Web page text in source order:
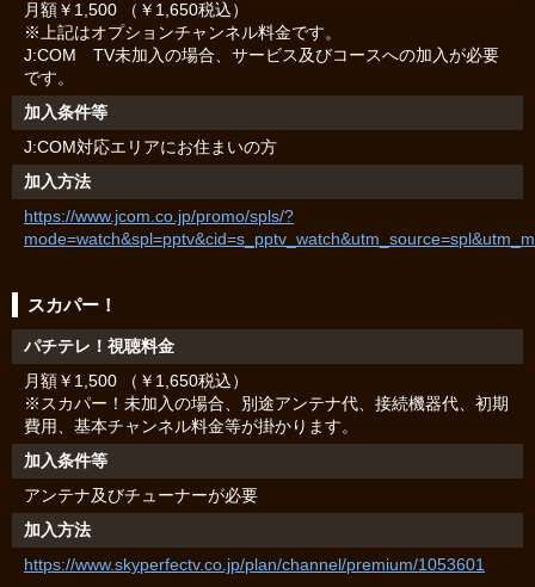
月額￥1,500 （￥1,650税込）
※上記はオプションチャンネル料金です。
J:COM TV未加入の場合、サービス及びコースへの加入が必要
です。
加入条件等
J:COM対応エリアにお住まいの方
加入方法
https://www.jcom.co.jp/promo/spls/?
スカパー！
パチテレ！視聴料金
月額￥1,500 （￥1,650税込）
※スカパー！未加入の場合、別途アンテナ代、接続機器代、初期
費用、基本チャンネル料金等が掛かります。
加入条件等
アンテナ及びチューナーが必要
加入方法
https://www.skyperfectv.co.jp/plan/channel/premium/1053601